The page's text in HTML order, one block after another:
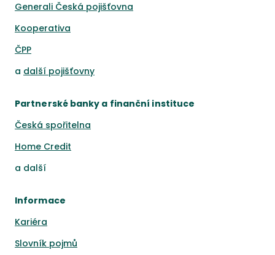
Generali Česká pojišťovna
Kooperativa
ČPP
a další pojišťovny
Partnerské banky a finanční instituce
Česká spořitelna
Home Credit
a další
Informace
Kariéra
Slovník pojmů